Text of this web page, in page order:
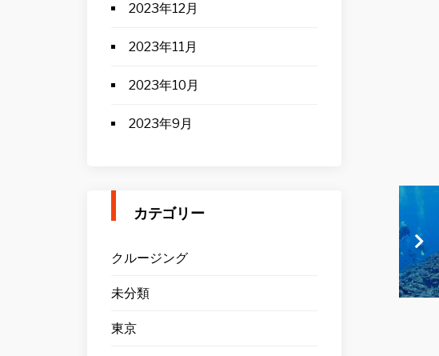
2023年12月
2023年11月
2023年10月
2023年9月
カテゴリー
クルージング
未分類
東京